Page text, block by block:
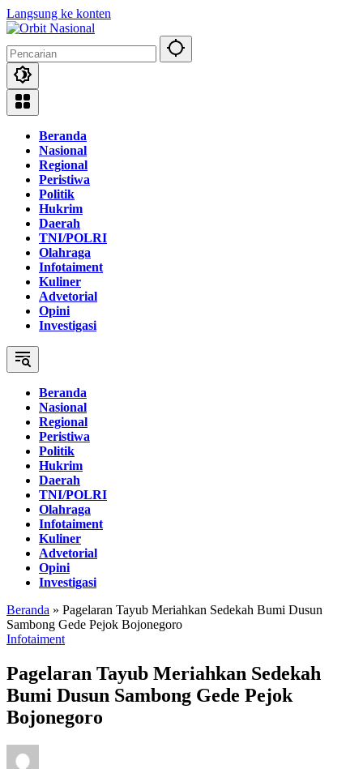
Langsung ke konten
Beranda
Nasional
Regional
Peristiwa
Politik
Hukrim
Daerah
TNI/POLRI
Olahraga
Infotaiment
Kuliner
Advetorial
Opini
Investigasi
Beranda
Nasional
Regional
Peristiwa
Politik
Hukrim
Daerah
TNI/POLRI
Olahraga
Infotaiment
Kuliner
Advetorial
Opini
Investigasi
Beranda » Pagelaran Tayub Meriahkan Sedekah Bumi Dusun
Sambong Gede Pejok Bojonegoro
Infotaiment
Pagelaran Tayub Meriahkan Sedekah
Bumi Dusun Sambong Gede Pejok
Bojonegoro